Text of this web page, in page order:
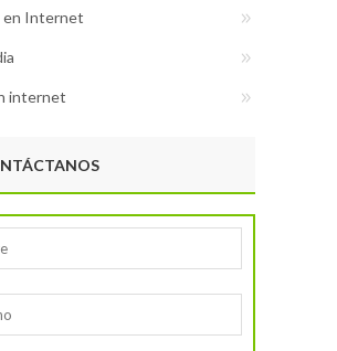
en Internet
internet